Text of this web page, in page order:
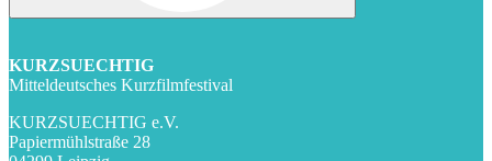
KURZSUECHTIG
Mitteldeutsches Kurzfilmfestival
KURZSUECHTIG e.V.
Papiermühlstraße 28